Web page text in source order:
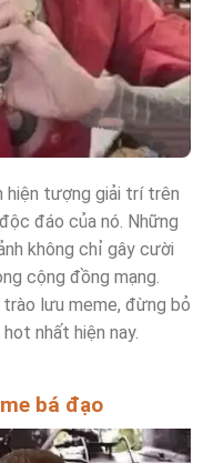
hiện tượng giải trí trên
đáo của nó. Những
không chỉ gây cười
cộng đồng mạng.
lưu meme, đừng bỏ
hot nhất hiện nay.
bá đạo